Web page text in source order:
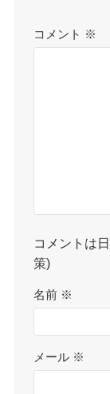
コメント ※
コメントは
策)
名前 ※
メール ※